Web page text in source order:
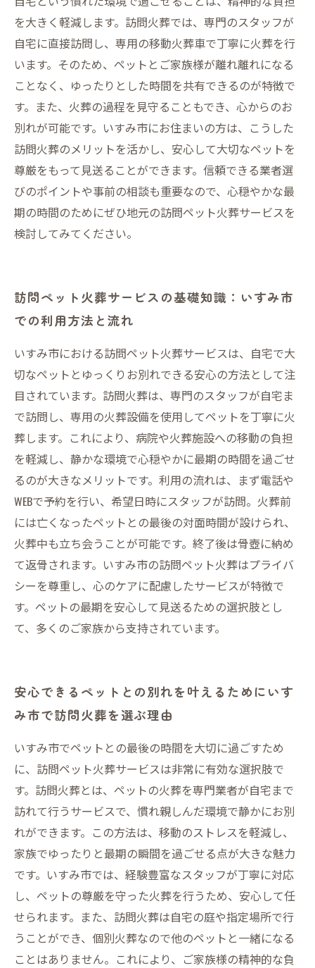
を大きく軽減します。訪問火葬では、専門のスタッフが
自宅に直接訪問し、専用の移動火葬車で丁寧に火葬を行
います。そのため、ペットとご家族様が離れ離れになる
ことなく、ゆったりとした時間を共有できるのが特徴で
す。また、火葬の過程を見守ることもでき、心からのお
別れが可能です。いすみ市にお住まいの方は、こうした
訪問火葬のメリットを活かし、安心して大切なペットを
尊厳をもって見送ることができます。信頼できる業者選
びのポイントや事前の相談も重要なので、心穏やかな最
期の時間のためにぜひ地元の訪問ペット火葬サービスを
検討してみてください。
訪問ペット火葬サービスの基礎知識：いすみ市
での利用方法と流れ
いすみ市における訪問ペット火葬サービスは、自宅で大
切なペットとゆっくりお別れできる安心の方法として注
目されています。訪問火葬は、専門のスタッフが自宅ま
で訪問し、専用の火葬設備を使用してペットを丁寧に火
葬します。これにより、病院や火葬施設への移動の負担
を軽減し、静かな環境で心穏やかに最期の時間を過ごせ
るのが大きなメリットです。利用の流れは、まず電話や
WEBで予約を行い、希望日時にスタッフが訪問。火葬前
には亡くなったペットとの最後の対面時間が設けられ、
火葬中も立ち会うことが可能です。終了後は骨壺に納め
て返骨されます。いすみ市の訪問ペット火葬はプライバ
シーを尊重し、心のケアに配慮したサービスが特徴で
す。ペットの最期を安心して見送るための選択肢とし
て、多くのご家族から支持されています。
安心できるペットとの別れを叶えるためにいす
み市で訪問火葬を選ぶ理由
いすみ市でペットとの最後の時間を大切に過ごすため
に、訪問ペット火葬サービスは非常に有効な選択肢で
す。訪問火葬とは、ペットの火葬を専門業者が自宅まで
訪れて行うサービスで、慣れ親しんだ環境で静かにお別
れができます。この方法は、移動のストレスを軽減し、
家族でゆったりと最期の瞬間を過ごせる点が大きな魅力
です。いすみ市では、経験豊富なスタッフが丁寧に対応
し、ペットの尊厳を守った火葬を行うため、安心して任
せられます。また、訪問火葬は自宅の庭や指定場所で行
うことができ、個別火葬なので他のペットと一緒になる
ことはありません。これにより、ご家族様の精神的な負